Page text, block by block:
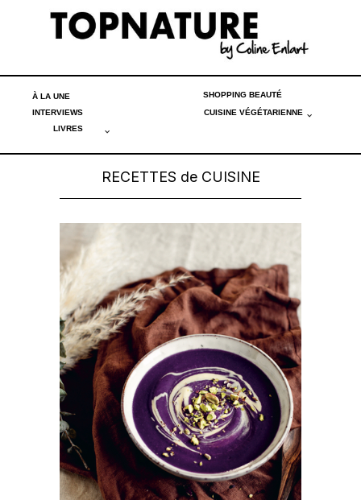
À LA UNE SHOPPING BEAUTÉ
INTERVIEWS
CUISINE VÉGÉTARIENNE
LIVRES
RECETTES de CUISINE